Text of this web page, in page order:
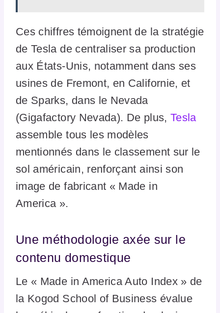
Ces chiffres témoignent de la stratégie
de Tesla de centraliser sa production
aux États-Unis, notamment dans ses
usines de Fremont, en Californie, et
de Sparks, dans le Nevada
(Gigafactory Nevada). De plus, Tesla
assemble tous les modèles
mentionnés dans le classement sur le
sol américain, renforçant ainsi son
image de fabricant « Made in
America ».
Une méthodologie axée sur le
contenu domestique
Le « Made in America Auto Index » de
la Kogod School of Business évalue